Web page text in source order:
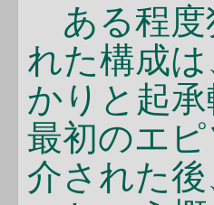
ある程度
れた構成
かりと起
最初のエ
介された